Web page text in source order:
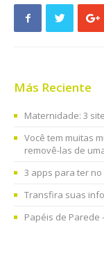
Más Reciente
Maternidade: 3
Você tem muitas
removê-las de
3 apps para ter
Transfira suas
Papéis de Parede